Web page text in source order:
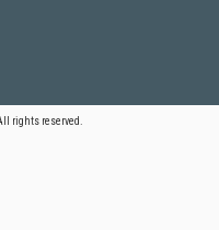
rights reserved.